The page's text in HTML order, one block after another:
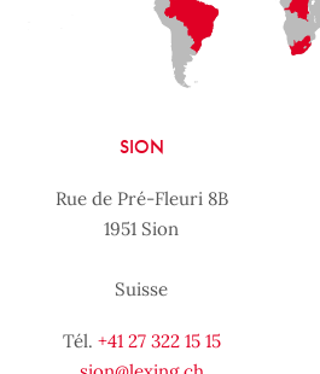
SION
Rue de Pré-Fleuri 8B
1951 Sion
Suisse
Tél. +41 27 322 15 15